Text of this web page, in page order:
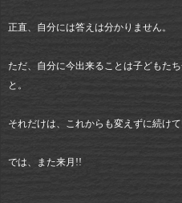
正直、自分には答えは分かりません。
ただ、自分に今出来ることは子どもた
と。
それだけは、これからも変えずに続けて
では、また来月!!